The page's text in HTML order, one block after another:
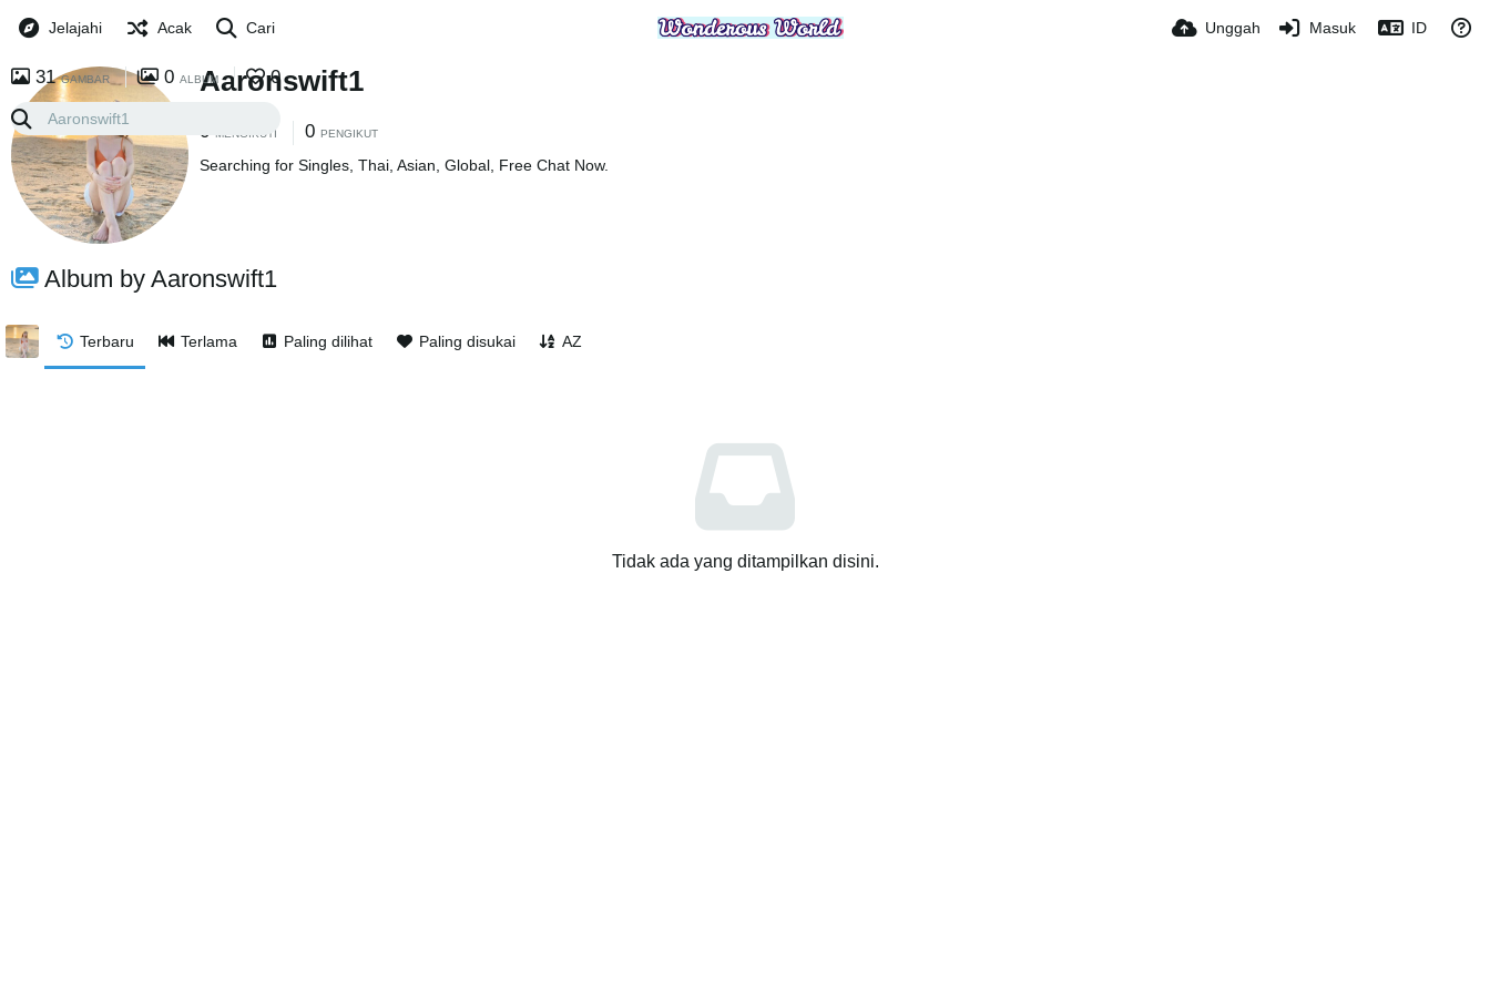
Jelajahi Acak Cari Unggah Masuk ID
Aaronswift1
0 MENGIKUTI 0 PENGIKUT
Searching for Singles, Thai, Asian, Global, Free Chat Now.
31 GAMBAR 0 ALBUM 0
Album by Aaronswift1
Terbaru Terlama Paling dilihat Paling disukai AZ
Tidak ada yang ditampilkan disini.